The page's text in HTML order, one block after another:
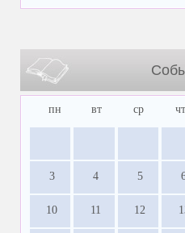
пн вт ср чт
3 4 5
10 11 12